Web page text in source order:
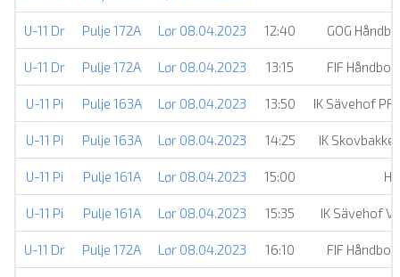
U-11 Dr Pulje 172A Lør 08.04.2023 12:40 GOG
U-11 Dr Pulje 172A Lør 08.04.2023 13:15 FIF
U-11 Pi Pulje 163A Lør 08.04.2023 13:50 IK Sävehof
U-11 Pi Pulje 163A Lør 08.04.2023 14:25 IK
U-11 Pi Pulje 161A Lør 08.04.2023 15:00
U-11 Pi Pulje 161A Lør 08.04.2023 15:35 IK Sävehof
U-11 Dr Pulje 172A Lør 08.04.2023 16:10 FIF